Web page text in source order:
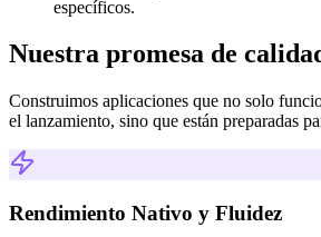
específicos.
Nuestra promesa de
Construimos aplicaciones que no solo
el lanzamiento, sino que están preparadas
Rendimiento Nativo y Fluidez